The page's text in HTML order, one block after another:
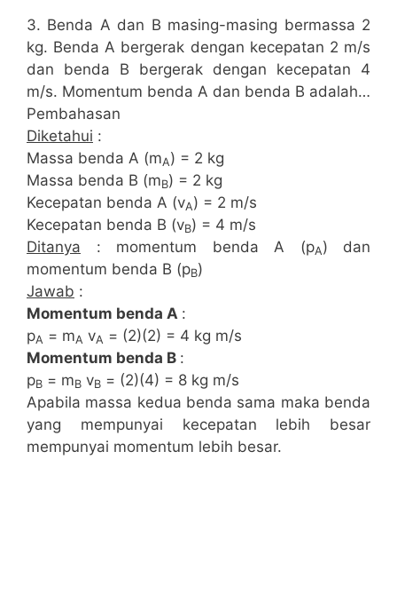
3. Benda A dan B masing-masing bermassa 2
kg. Benda A bergerak dengan kecepatan 2 m/s
dan benda B bergerak dengan kecepatan 4
m/s. Momentum benda A dan benda B adalah…
Pembahasan
Diketahui :
Massa benda A (mA) = 2 kg
Massa benda B (mB) = 2 kg
Kecepatan benda A (vA) = 2 m/s
Kecepatan benda B (vB) = 4 m/s
Ditanya : momentum benda A (pA) dan
momentum benda B (pB)
Jawab :
Momentum benda A :
pA = mA vA = (2)(2) = 4 kg m/s
Momentum benda B :
pB = mB vB = (2)(4) = 8 kg m/s
Apabila massa kedua benda sama maka benda
yang mempunyai kecepatan lebih besar
mempunyai momentum lebih besar.